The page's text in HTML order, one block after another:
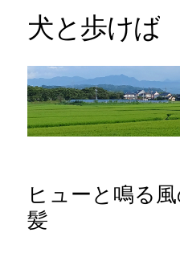
犬と歩けば
ヒューと鳴る
髪